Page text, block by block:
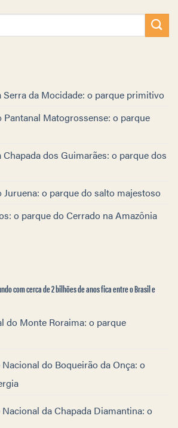
Serra da Mocidade: o parque primitivo
Pantanal Matogrossense: o parque
dos Guimarães: o parque dos
Juruena: o parque do salto majestoso
o parque do Cerrado na Amazônia
com cerca de 2 bilhões de anos fica entre o Brasil e
do Monte Roraima: o parque
Nacional do Boqueirão da Onça: o
Nacional da Chapada Diamantina: o